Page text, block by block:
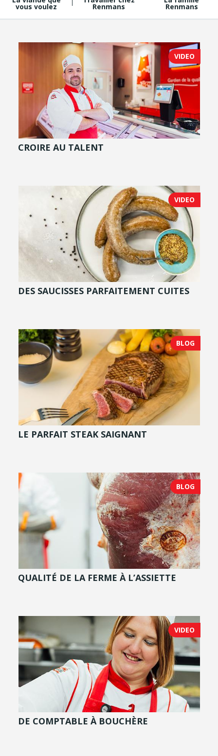
vous voulez Renmans Renmans
VIDEO
CROIRE AU TALENT
VIDEO
DES SAUCISSES PARFAITEMENT CUITES
BLOG
LE PARFAIT STEAK SAIGNANT
BLOG
QUALITÉ DE LA FERME À L’ASSIETTE
VIDEO
DE COMPTABLE À BOUCHÈRE